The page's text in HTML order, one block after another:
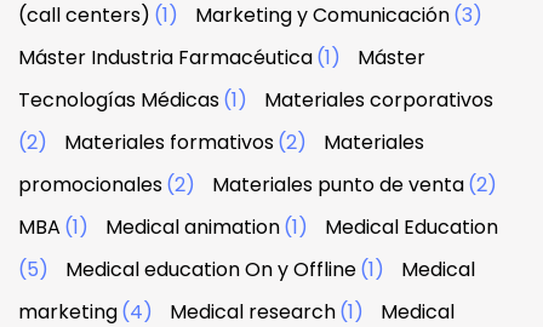
(call centers) (1) Marketing y Comunicación(3)
Máster Industria Farmacéutica(1)
Máster
Tecnologías Médicas(1)
Materiales corporativos
(2)
Materiales formativos(2)
Materiales
promocionales(2) Materiales punto de venta(2)
MBA (1) Medical animation(1)
Medical Education
(5)
Medical education On y Offline(1)
Medical
marketing(4) Medical research(1)
Medical